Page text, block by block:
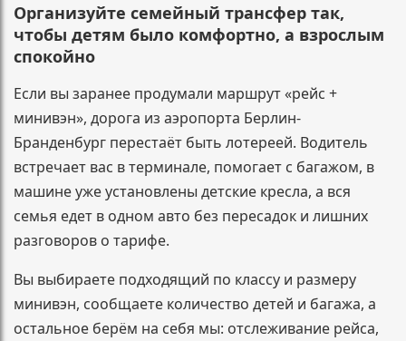
Организуйте семейный трансфер так,
чтобы детям было комфортно, а взрослым
спокойно
Если вы заранее продумали маршрут «рейс +
минивэн», дорога из аэропорта Берлин-
Бранденбург перестаёт быть лотереей. Водитель
встречает вас в терминале, помогает с багажом, в
машине уже установлены детские кресла, а вся
семья едет в одном авто без пересадок и лишних
разговоров о тарифе.
Вы выбираете подходящий по классу и размеру
минивэн, сообщаете количество детей и багажа, а
остальное берём на себя мы: отслеживание рейса,